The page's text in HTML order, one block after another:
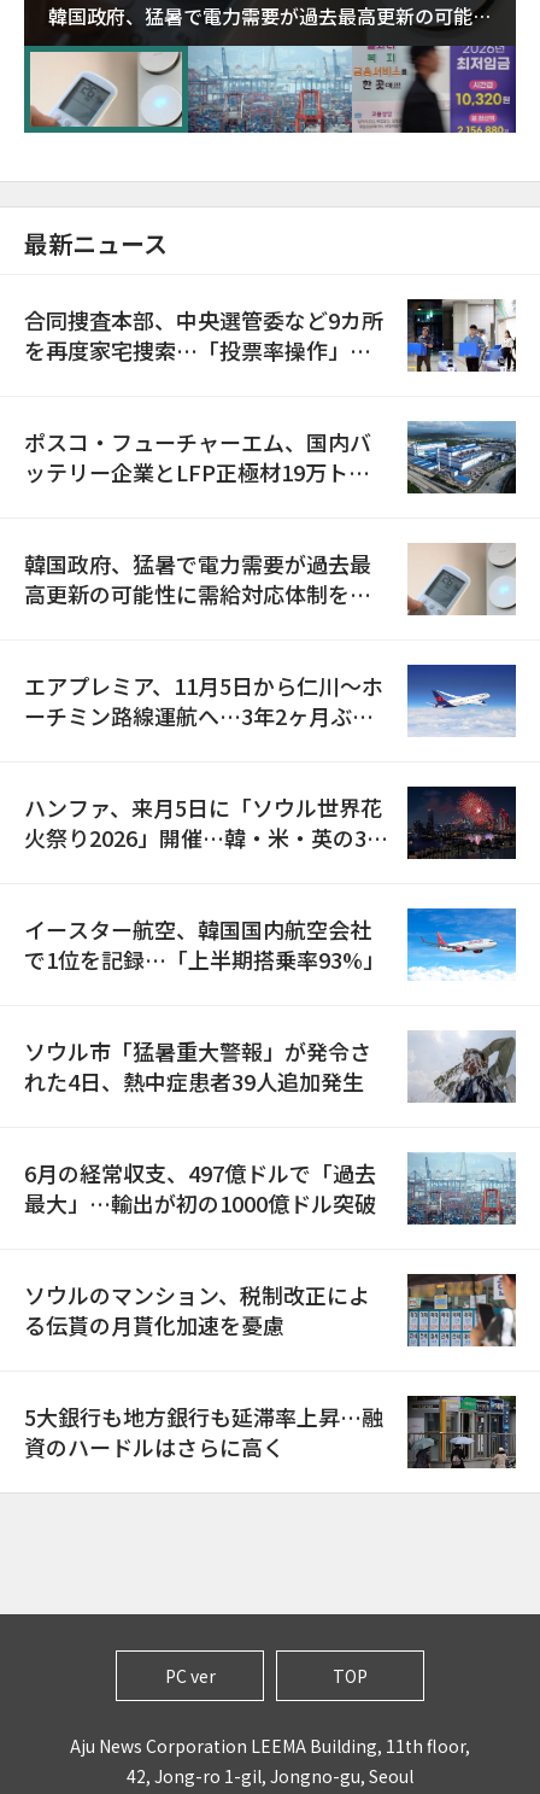
韓国政府、猛暑で電力需要が過去最高更新の可能性
に需給対応体制を点検
最新ニュース
合同捜査本部、中央選管委など9カ所
を再度家宅捜索…「投票率操作」の
ポスコ・フューチャーエム、国内バ
ッテリー企業とLFP正極材19万トン
韓国政府、猛暑で電力需要が過去最
高更新の可能性に需給対応体制を点
エアプレミア、11月5日から仁川〜ホ
ーチミン路線運航へ…3年2ヶ月ぶり
ハンファ、来月5日に「ソウル世界花
火祭り2026」開催…韓・米・英の3カ
イースター航空、韓国国内航空会社
で1位を記録…「上半期搭乗率93%」
ソウル市「猛暑重大警報」が発令さ
れた4日、熱中症患者39人追加発生
6月の経常収支、497億ドルで「過去
最大」…輸出が初の1000億ドル突破
ソウルのマンション、税制改正によ
る伝貰の月貰化加速を憂慮
5大銀行も地方銀行も延滞率上昇…融
資のハードルはさらに高く
PC ver TOP
Aju News Corporation LEEMA Building, 11th floor,
42, Jong-ro 1-gil, Jongno-gu, Seoul